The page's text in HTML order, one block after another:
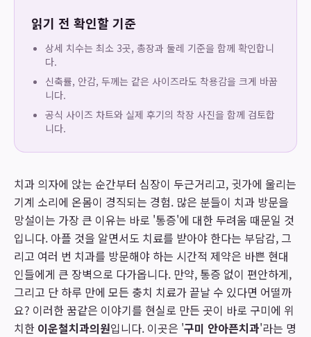
읽기 전 확인할 기준
상세 치수는 최소 3곳, 총장과 둘레 기준을 함께 확인합니
다.
신축률, 안감, 두께는 같은 사이즈라도 착용감을 크게 바꿉
니다.
공식 사이즈 차트와 실제 후기의 착장 사진을 함께 검토합
니다.
치과 의자에 앉는 순간부터 심장이 두근거리고, 귓가에 울리는
기계 소리에 온몸이 경직되는 경험. 많은 분들이 치과 방문을
망설이는 가장 큰 이유는 바로 '통증'에 대한 두려움 때문일 것
입니다. 아플 것을 알면서도 치료를 받아야 한다는 부담감, 그
리고 여러 번 치과를 방문해야 하는 시간적 제약은 바쁜 현대
인들에게 큰 장벽으로 다가옵니다. 만약, 통증 없이 편안하게,
그리고 단 하루 만에 모든 충치 치료가 끝날 수 있다면 어떨까
요? 이러한 꿈같은 이야기를 현실로 만든 곳이 바로 구미에 위
치한 이운철치과의원입니다. 이곳은 '구미 안아픈치과'라는 명